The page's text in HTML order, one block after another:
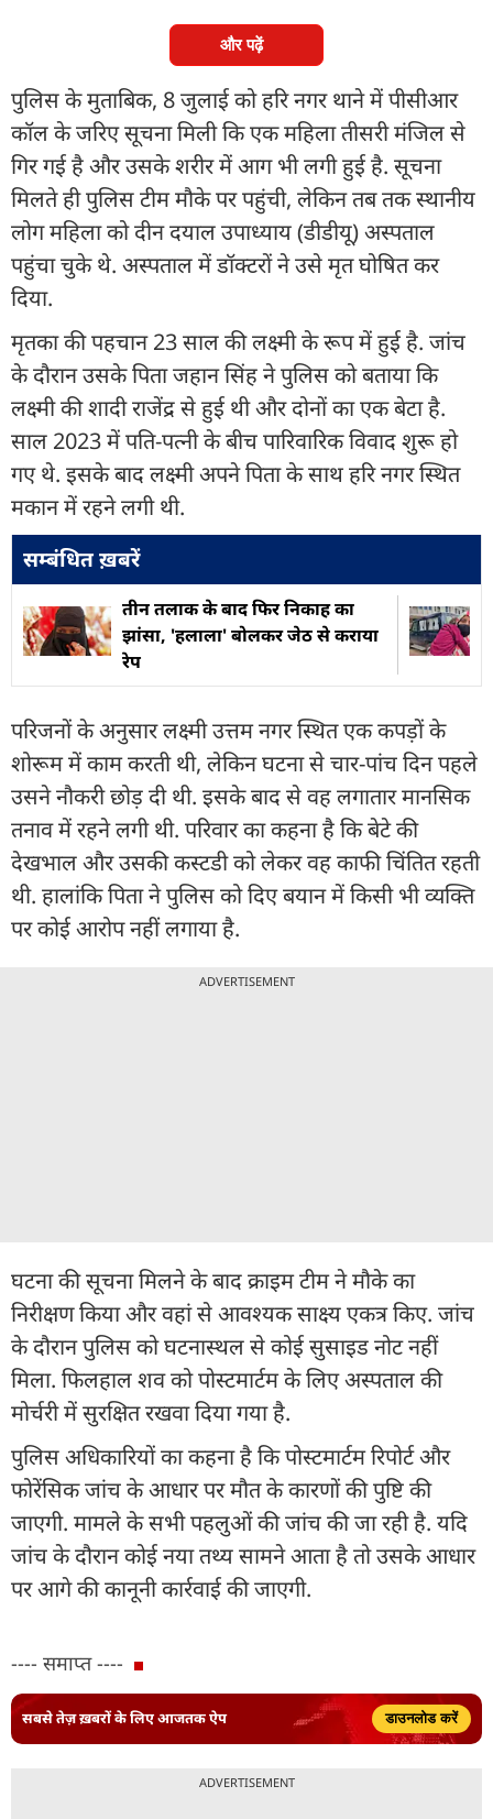
और पढ़ें
पुलिस के मुताबिक, 8 जुलाई को हरि नगर थाने में पीसीआर
कॉल के जरिए सूचना मिली कि एक महिला तीसरी मंजिल से
गिर गई है और उसके शरीर में आग भी लगी हुई है. सूचना
मिलते ही पुलिस टीम मौके पर पहुंची, लेकिन तब तक स्थानीय
लोग महिला को दीन दयाल उपाध्याय (डीडीयू) अस्पताल
पहुंचा चुके थे. अस्पताल में डॉक्टरों ने उसे मृत घोषित कर
दिया.
मृतका की पहचान 23 साल की लक्ष्मी के रूप में हुई है. जांच
के दौरान उसके पिता जहान सिंह ने पुलिस को बताया कि
लक्ष्मी की शादी राजेंद्र से हुई थी और दोनों का एक बेटा है.
साल 2023 में पति-पत्नी के बीच पारिवारिक विवाद शुरू हो
गए थे. इसके बाद लक्ष्मी अपने पिता के साथ हरि नगर स्थित
मकान में रहने लगी थी.
सम्बंधित ख़बरें
तीन तलाक के बाद फिर निकाह का
झांसा, 'हलाला' बोलकर जेठ से कराया
रेप
परिजनों के अनुसार लक्ष्मी उत्तम नगर स्थित एक कपड़ों के
शोरूम में काम करती थी, लेकिन घटना से चार-पांच दिन पहले
उसने नौकरी छोड़ दी थी. इसके बाद से वह लगातार मानसिक
तनाव में रहने लगी थी. परिवार का कहना है कि बेटे की
देखभाल और उसकी कस्टडी को लेकर वह काफी चिंतित रहती
थी. हालांकि पिता ने पुलिस को दिए बयान में किसी भी व्यक्ति
पर कोई आरोप नहीं लगाया है.
ADVERTISEMENT
घटना की सूचना मिलने के बाद क्राइम टीम ने मौके का
निरीक्षण किया और वहां से आवश्यक साक्ष्य एकत्र किए. जांच
के दौरान पुलिस को घटनास्थल से कोई सुसाइड नोट नहीं
मिला. फिलहाल शव को पोस्टमार्टम के लिए अस्पताल की
मोर्चरी में सुरक्षित रखवा दिया गया है.
पुलिस अधिकारियों का कहना है कि पोस्टमार्टम रिपोर्ट और
फोरेंसिक जांच के आधार पर मौत के कारणों की पुष्टि की
जाएगी. मामले के सभी पहलुओं की जांच की जा रही है. यदि
जांच के दौरान कोई नया तथ्य सामने आता है तो उसके आधार
पर आगे की कानूनी कार्रवाई की जाएगी.
---- समाप्त ----
सबसे तेज़ ख़बरों के लिए आजतक ऐप डाउनलोड करें
ADVERTISEMENT